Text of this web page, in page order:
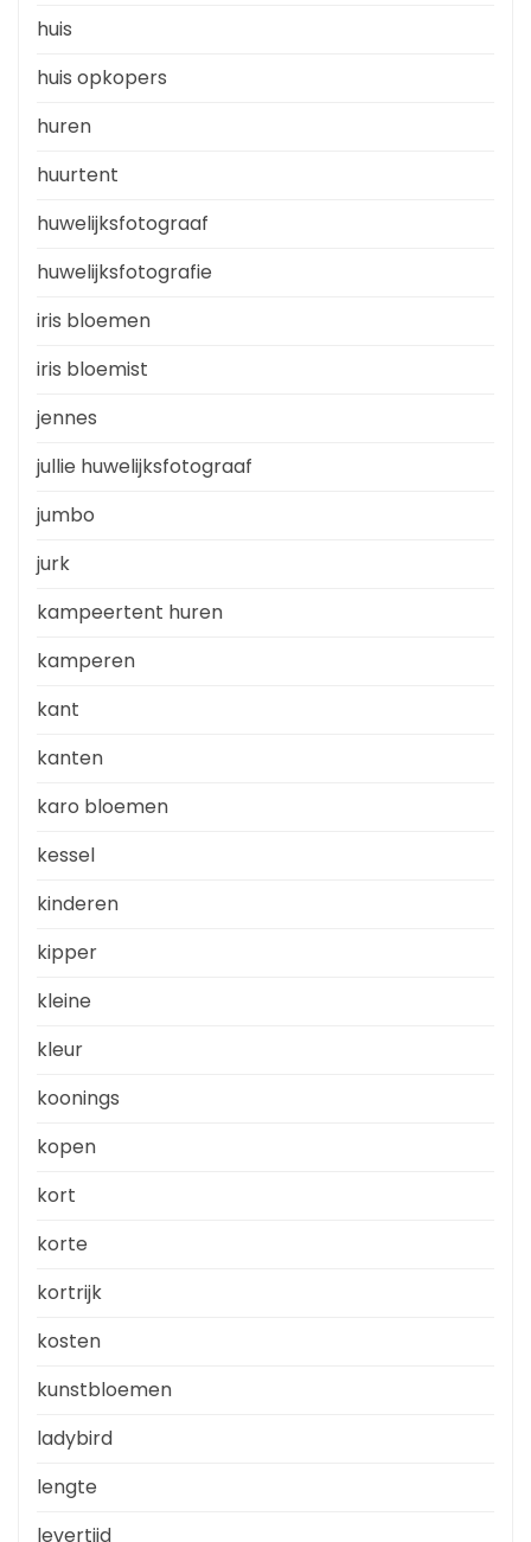
huis
huis opkopers
huren
huurtent
huwelijksfotograaf
huwelijksfotografie
iris bloemen
iris bloemist
jennes
jullie huwelijksfotograaf
jumbo
jurk
kampeertent huren
kamperen
kant
kanten
karo bloemen
kessel
kinderen
kipper
kleine
kleur
koonings
kopen
kort
korte
kortrijk
kosten
kunstbloemen
ladybird
lengte
levertijd